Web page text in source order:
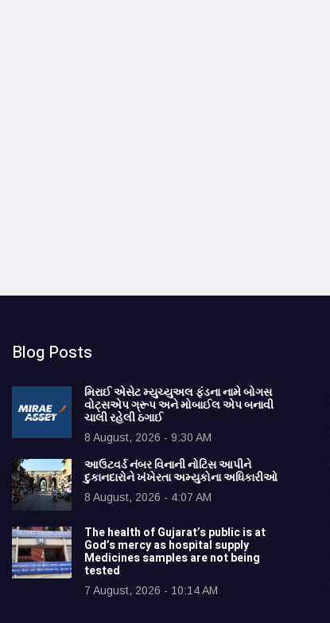
Blog Posts
મિરાઈ એસેટ મ્યુચ્યુઅલ ફંડના નામે બોગસ
વોટ્સએપ ગ્રૂપ અને મોબાઈલ એપ બનાવી
ચાલી રહેલી ઠગાઈ
8 August, 2026 - 9:30 AM
આઉટવર્ડ નંબર વિનાની નોટિસ આપીને
દુકાનદારોને ખંખેરતા અમ્યુકોના અધિકારીઓ
8 August, 2026 - 4:07 AM
The health of Gujarat’s public is at
God’s mercy as hospital supply
Medicines samples are not being
tested
7 August, 2026 - 10:14 AM